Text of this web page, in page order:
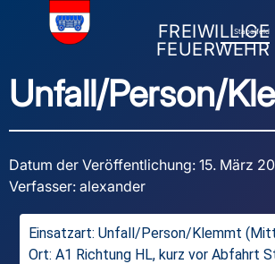
FREIWILLIGE
FEUERWEHR
Stapelfeld
Unfall/Person/
Datum der Veröffentlichung: 15. März
Verfasser: alexander
Einsatzart: Unfall/Person/Klemmt
Ort: A1 Richtung HL, kurz vor Abfahrt